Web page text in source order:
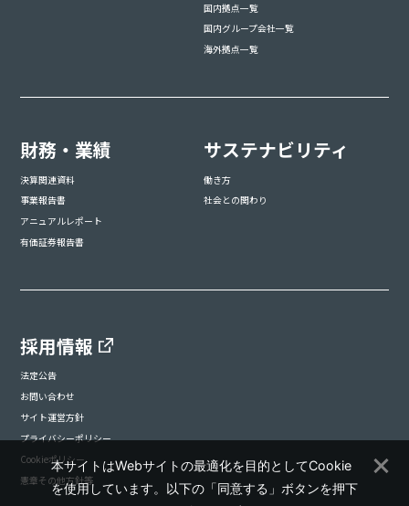
国内拠点一覧
国内グループ会社一覧
海外拠点一覧
財務・業績
決算関連資料
事業報告書
アニュアルレポート
有価証券報告書
サステナビリティ
働き方
社会との関わり
採用情報
法定公告
お問い合わせ
サイト運営方針
プライバシーポリシー
Cookieポリシー
憲章その他方針等
本サイトはWebサイトの最適化を目的としてCookie
を使用しています。以下の「同意する」ボタンを押下